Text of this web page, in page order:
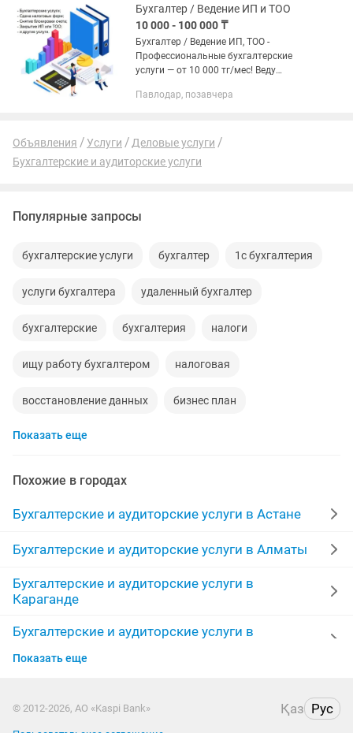
Бухгалтер / Ведение ИП и ТОО
10 000 - 100 000 ₸
Бухгалтер / Ведение ИП, ТОО -
Профессиональные бухгалтерские
услуги — от 10 000 тг/мес! Веду
сфере деятельности. Работаю быстро,
Павлодар, позавчера
Объявления Услуги
Деловые услуги
Бухгалтерские и аудиторские услуги
Популярные запросы
бухгалтерские услуги бухгалтер 1с бухгалтерия
услуги бухгалтера удаленный бухгалтер
бухгалтерские бухгалтерия налоги
ищу работу бухгалтером налоговая
восстановление данных бизнес план
сдача налоговой отчетности
счет 910 форма закрытие
налоговый бухгалтер эсф сдача
финансовая отчетность налоговая отчетность
ликвидация ип
Показать еще
Похожие в городах
Бухгалтерские и аудиторские услуги в Астане
Бухгалтерские и аудиторские услуги в Алматы
Бухгалтерские и аудиторские услуги в
Караганде
Бухгалтерские и аудиторские услуги в
Бухгалтерские и аудиторские услуги в Актау
Показать еще
© 2012-2026, АО «Kaspi Bank» Қаз Рус